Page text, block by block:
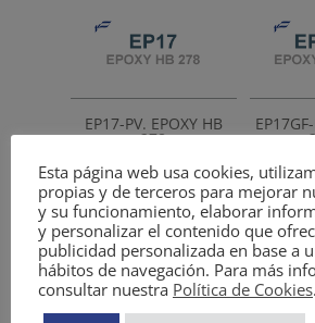
EP17-PV. EPOXY HB
278
Esta página web usa cookies,
propias y de terceros para mejorar
y su funcionamiento, elaborar
y personalizar el contenido que
publicidad personalizada en base a
hábitos de navegación. Para más
consultar nuestra Política de Cookies.